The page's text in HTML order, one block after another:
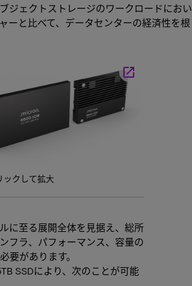
ジェクトストレージのワークロードにおい
ーと比べて、データセンターの経済性を根
launch
ックして拡大
に至る展開全体を見据え、総所
フラ、パフォーマンス、容量の
要があります。
SSDにより、次のことが可能